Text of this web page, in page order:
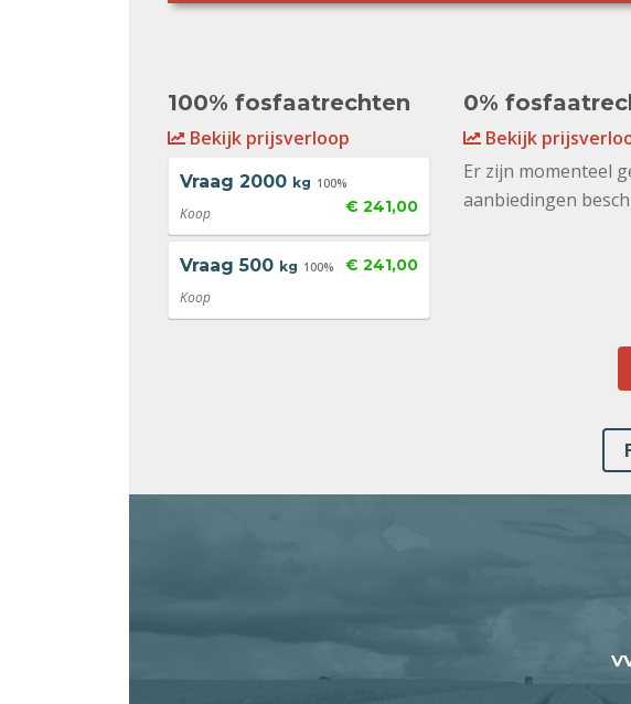
100% fosfaatrechten
Bekijk prijsverloop
Vraag 2000 kg 100%
€ 241,00
Koop
Vraag 500 kg 100% € 241,00
Koop
0%
Bekijk
Er zijn momenteel
aanbiedingen